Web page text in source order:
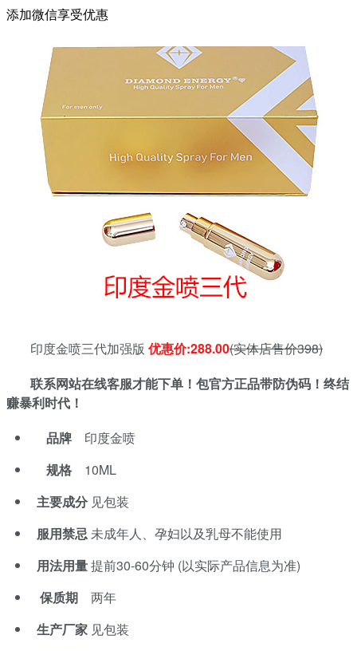
添加微信享受优惠
印度金喷三代加强版 优惠价:288.00(实体店售价398)
联系网站在线客服才能下单！包官方正品带防伪码！终结
赚暴利时代！
品牌
印度金喷
规格
10ML
主要成分 见包装
服用禁忌未成年人、孕妇以及乳母不能使用
用法用量提前30-60分钟 (以实际产品信息为准)
保质期
两年
生产厂家 见包装